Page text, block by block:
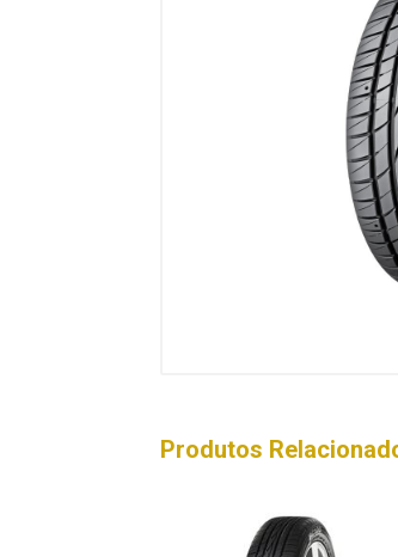
Produtos